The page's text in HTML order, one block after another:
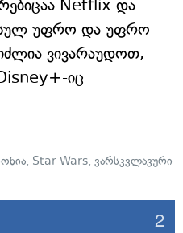
Netflix და
სულ უფრო და უფრო
ვივარაუდოთ,
იც
, Star Wars, ვარსკვლავური
2